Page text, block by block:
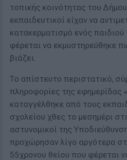
τοπικής κοινότητας του
εκπαιδευτικοί είχαν να
κατακερματισμό ενός
φέρεται να εκμυστηρεύθηκε
βιάζει.
Το απίστευτο περιστατικό,
πληροφορίες της εφημερίδας
καταγγέλθηκε από τους
σχολείου χθες το μεσημέρι
αστυνομικοί της
προχώρησαν λίγο αργότερα
55χρονου θείου που φέρεται